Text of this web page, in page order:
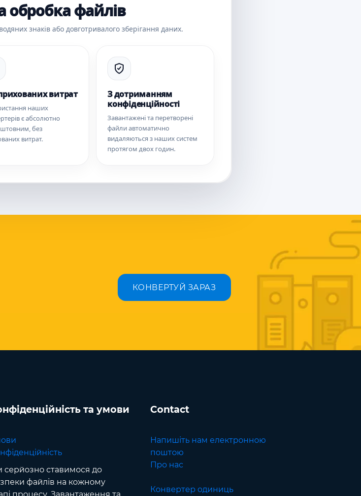
обробка файлів
знаків або довготривалого зберігання даних.
витрат
наших
є абсолютно
без
витрат.
З дотриманням
конфіденційності
Завантажені та перетворені
файли автоматично
видаляються з наших систем
протягом двох годин.
КОНВЕРТУЙ ЗАРАЗ
та умови
серйозно ставимося до
файлів на кожному
Contact
Напишіть нам електронною
поштою
Про нас
Конвертер одиниць